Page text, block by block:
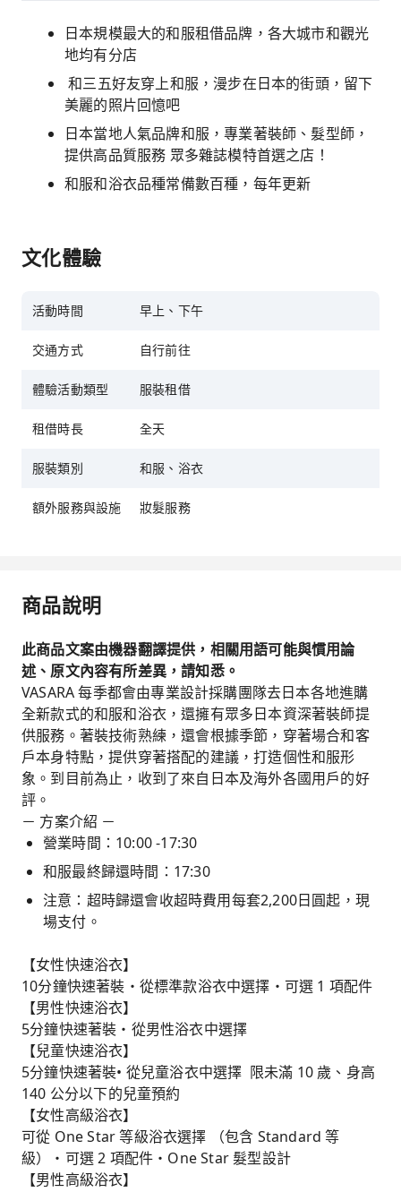
日本規模最大的和服租借品牌，各大城市和觀光
地均有分店
和三五好友穿上和服，漫步在日本的街頭，留下
美麗的照片回憶吧
日本當地人氣品牌和服，專業著裝師、髮型師，
提供高品質服務 眾多雜誌模特首選之店！
和服和浴衣品種常備數百種，每年更新
文化體驗
活動時間 早上、下午
交通方式 自行前往
體驗活動類型 服裝租借
租借時長 全天
服裝類別 和服、浴衣
額外服務與設施 妝髮服務
商品說明
此商品文案由機器翻譯提供，相關用語可能與慣用論
述、原文內容有所差異，請知悉。
VASARA 每季都會由專業設計採購團隊去日本各地進購
全新款式的和服和浴衣，還擁有眾多日本資深著裝師提
供服務。著裝技術熟練，還會根據季節，穿著場合和客
戶本身特點，提供穿著搭配的建議，打造個性和服形
象。到目前為止，收到了來自日本及海外各國用戶的好
評。
－ 方案介紹 －
營業時間：10:00 -17:30
和服最終歸還時間：17:30
注意：超時歸還會收超時費用每套2,200日圓起，現
場支付。
【女性快速浴衣】
10分鐘快速著裝・從標準款浴衣中選擇・可選 1 項配件
【男性快速浴衣】
5分鐘快速著裝・從男性浴衣中選擇
【兒童快速浴衣】
5分鐘快速著裝• 從兒童浴衣中選擇 限未滿 10 歲、身高
140 公分以下的兒童預約
【女性高級浴衣】
可從 One Star 等級浴衣選擇 （包含 Standard 等
級）・可選 2 項配件・One Star 髮型設計
【男性高級浴衣】